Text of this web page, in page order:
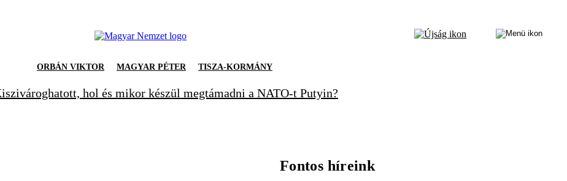
ORBÁN VIKTOR MAGYAR PÉTER TISZA-KORMÁNY
hol és mikor készül megtámadni a NATO-t Putyin?
Fontos híreink